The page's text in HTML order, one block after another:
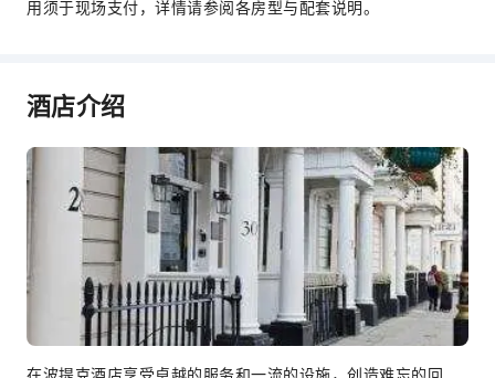
用须于现场支付，详情请参阅各房型与配套说明。
酒店介绍